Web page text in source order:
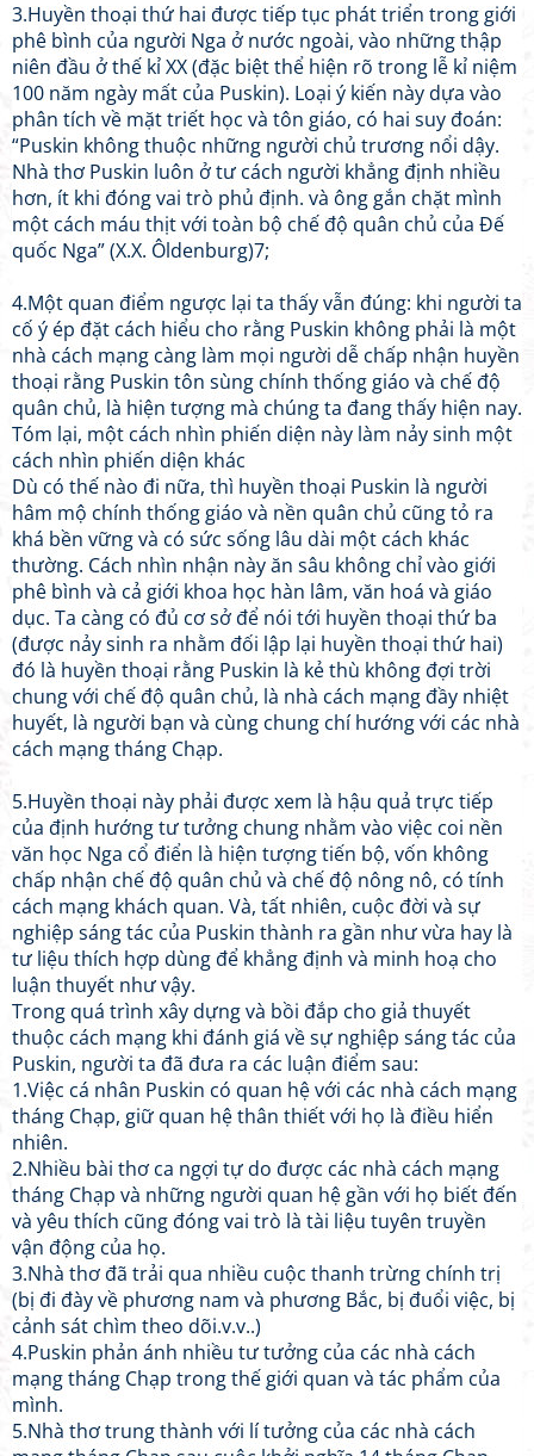
3.Huyền thoại thứ hai được tiếp tục phát triển trong giới
phê bình của người Nga ở nước ngoài, vào những thập
niên đầu ở thế kỉ XX (đặc biệt thể hiện rõ trong lễ kỉ niệm
100 năm ngày mất của Puskin). Loại ý kiến này dựa vào
phân tích về mặt triết học và tôn giáo, có hai suy đoán:
“Puskin không thuộc những người chủ trương nổi dậy.
Nhà thơ Puskin luôn ở tư cách người khẳng định nhiều
hơn, ít khi đóng vai trò phủ định. và ông gắn chặt mình
một cách máu thịt với toàn bộ chế độ quân chủ của Đế
quốc Nga” (X.X. Ôldenburg)7;
4.Một quan điểm ngược lại ta thấy vẫn đúng: khi người ta
cố ý ép đặt cách hiểu cho rằng Puskin không phải là một
nhà cách mạng càng làm mọi người dễ chấp nhận huyền
thoại rằng Puskin tôn sùng chính thống giáo và chế độ
quân chủ, là hiện tượng mà chúng ta đang thấy hiện nay.
Tóm lại, một cách nhìn phiến diện này làm nảy sinh một
cách nhìn phiến diện khác
Dù có thế nào đi nữa, thì huyền thoại Puskin là người
hâm mộ chính thống giáo và nền quân chủ cũng tỏ ra
khá bền vững và có sức sống lâu dài một cách khác
thường. Cách nhìn nhận này ăn sâu không chỉ vào giới
phê bình và cả giới khoa học hàn lâm, văn hoá và giáo
dục. Ta càng có đủ cơ sở để nói tới huyền thoại thứ ba
(được nảy sinh ra nhằm đối lập lại huyền thoại thứ hai)
đó là huyền thoại rằng Puskin là kẻ thù không đợi trời
chung với chế độ quân chủ, là nhà cách mạng đầy nhiệt
huyết, là người bạn và cùng chung chí hướng với các nhà
cách mạng tháng Chạp.
5.Huyền thoại này phải được xem là hậu quả trực tiếp
của định hướng tư tưởng chung nhằm vào việc coi nền
văn học Nga cổ điển là hiện tượng tiến bộ, vốn không
chấp nhận chế độ quân chủ và chế độ nông nô, có tính
cách mạng khách quan. Và, tất nhiên, cuộc đời và sự
nghiệp sáng tác của Puskin thành ra gần như vừa hay là
tư liệu thích hợp dùng để khẳng định và minh hoạ cho
luận thuyết như vậy.
Trong quá trình xây dựng và bồi đắp cho giả thuyết
thuộc cách mạng khi đánh giá về sự nghiệp sáng tác của
Puskin, người ta đã đưa ra các luận điểm sau:
1.Việc cá nhân Puskin có quan hệ với các nhà cách mạng
tháng Chạp, giữ quan hệ thân thiết với họ là điều hiển
nhiên.
2.Nhiều bài thơ ca ngợi tự do được các nhà cách mạng
tháng Chạp và những người quan hệ gần với họ biết đến
và yêu thích cũng đóng vai trò là tài liệu tuyên truyền
vận động của họ.
3.Nhà thơ đã trải qua nhiều cuộc thanh trừng chính trị
(bị đi đày về phương nam và phương Bắc, bị đuổi việc, bị
cảnh sát chìm theo dõi.v.v..)
4.Puskin phản ánh nhiều tư tưởng của các nhà cách
mạng tháng Chạp trong thế giới quan và tác phẩm của
mình.
5.Nhà thơ trung thành với lí tưởng của các nhà cách